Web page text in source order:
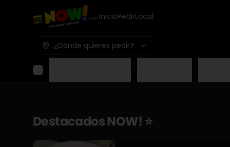
InicioPedirLocal
¿Dónde quieres pedir?
Destacados NOW! ⭐